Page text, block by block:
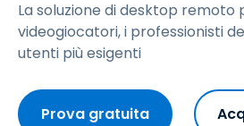
La soluzione di desktop remoto
videogiocatori, i professionisti
utenti più esigenti
Prova gratuita